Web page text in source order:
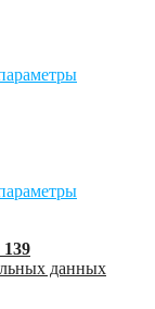
можно
Этот
можно
товара.
Этот
вариаций.
данных